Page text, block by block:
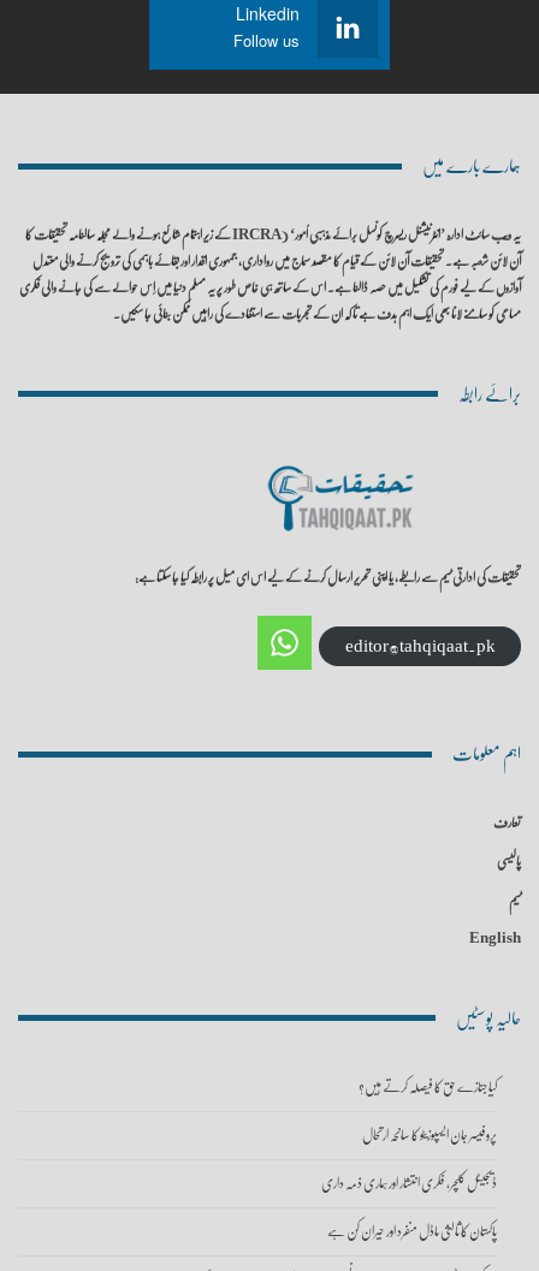
Linkedin
Follow us
ہمارے بارے میں
یہ ویب سائٹ ادارہ ’انٹرنیشنل ریسرچ کونسل برائے مذہبی اُمور‘ (IRCRA کے زیر اہتمام شائع ہونے والے مجلہ سالنامہ تحقیقات کا
آن لائن شعبہ ہے۔ تحقیقات آن لائن کے قیام کا مقصد سماج میں رواداری، جمہوری اقدار اور بقائے باہمی کی ترویج کرنے والی معتدل
آوازوں کے لیے فورم کی تشکیل میں حصہ ڈالنا ہے۔ اس کے ساتھ ہی خاص طور پر یہ مسلم دنیا میں اِس حوالے سے کی جانے والی فکری
مساعی کو سامنے لانا بھی ایک اہم ہدف ہے تا کہ ان کے تجربات سے استفادے کی راہیں ممکن بنائی جا سکیں۔
برائے رابطہ
تحقیقات کی ادارتی ٹیم سے رابطے، یا اپنی تحریر ارسال کرنے کے لیے اس ای میل پر رابطہ کیا جا سکتا ہے:
editor@tahqiqaat.pk
اہم معلومات
تعارف
پالیسی
ٹیم
English
حالیہ پوسٹیں
کیا جنازے حق کا فیصلہ کرتے ہیں؟
پروفیسر جان ایسپوزیٹو کا سانحہ ارتحال
ڈیجیٹل کلچر، فکری انتشار اور ہماری ذمہ داری
پاکستان کا ثالثی ماڈل منفرد اور حیران کن ہے